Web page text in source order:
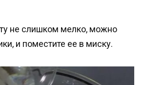
не слишком мелко, можно
и поместите ее в миску.